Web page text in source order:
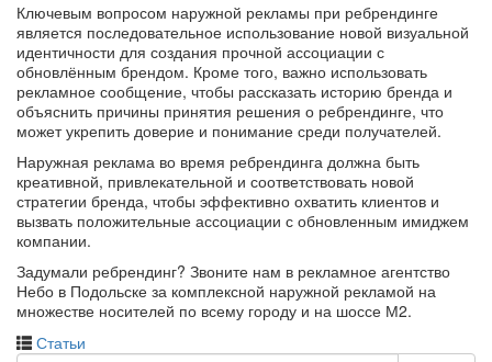
Ключевым вопросом наружной рекламы при ребрендинге
является последовательное использование новой визуальной
идентичности для создания прочной ассоциации с
обновлённым брендом. Кроме того, важно использовать
рекламное сообщение, чтобы рассказать историю бренда и
объяснить причины принятия решения о ребрендинге, что
может укрепить доверие и понимание среди получателей.
Наружная реклама во время ребрендинга должна быть
креативной, привлекательной и соответствовать новой
стратегии бренда, чтобы эффективно охватить клиентов и
вызвать положительные ассоциации с обновленным имиджем
компании.
Задумали ребрендинг? Звоните нам в рекламное агентство
Небо в Подольске за комплексной наружной рекламой на
множестве носителей по всему городу и на шоссе М2.
Статьи